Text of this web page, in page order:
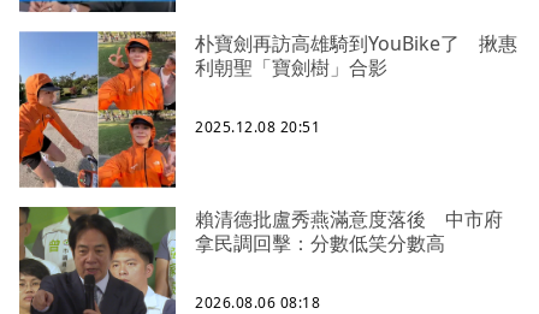
朴寶劍再訪高雄騎到YouBike了 揪惠
利朝聖「寶劍樹」合影
2025.12.08 20:51
賴清德批盧秀燕滿意度落後 中市府
拿民調回擊：分數低笑分數高
2026.08.06 08:18